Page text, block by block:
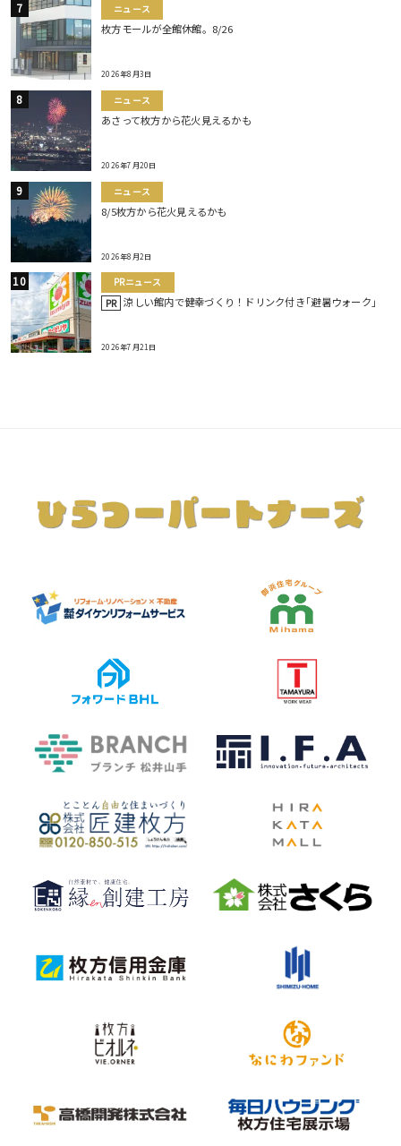
ニュース
枚方モールが全館休館。8/26
2026年8月3日
ニュース
あさって枚方から花火見えるかも
2026年7月20日
ニュース
8/5枚方から花火見えるかも
2026年8月2日
PRニュース
PR 涼しい館内で健幸づくり！ドリンク付き｢避暑ウォーク｣
2026年7月21日